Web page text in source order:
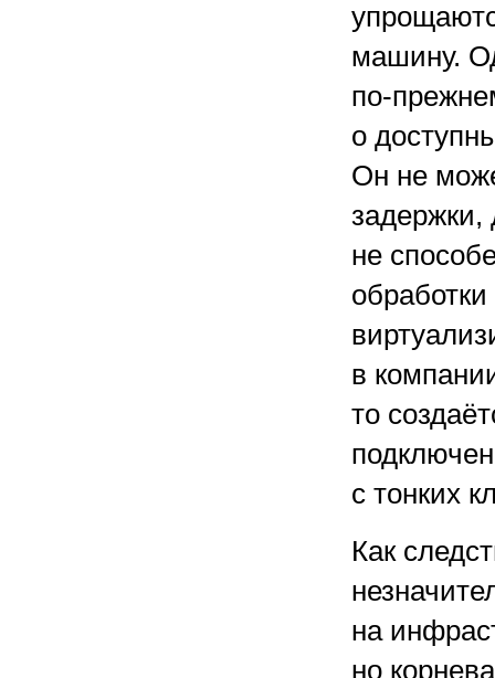
машину.
по-
о
Он не
задержки,
не
в
то
с тонких
Как
на
но